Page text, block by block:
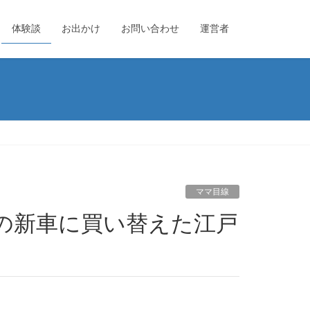
体験談 お出かけ お問い合わせ 運営者
ママ目線